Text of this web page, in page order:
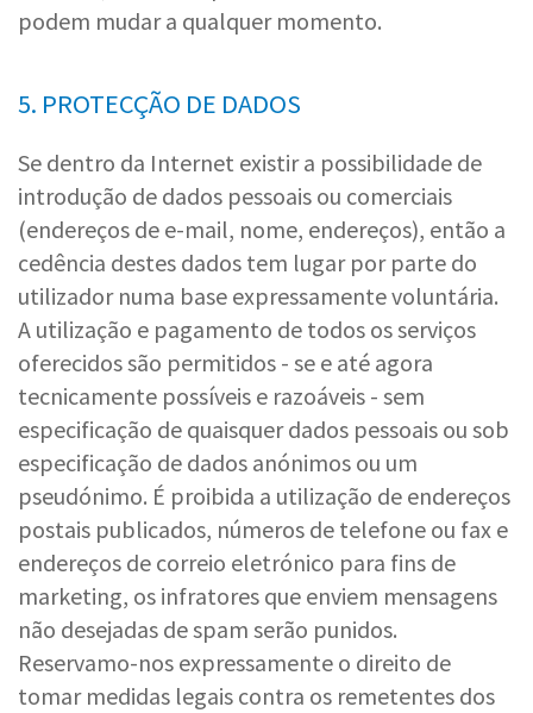
podem mudar a qualquer momento.
5. PROTECÇÃO DE DADOS
Se dentro da Internet existir a possibilidade de
introdução de dados pessoais ou comerciais
(endereços de e-mail, nome, endereços), então a
cedência destes dados tem lugar por parte do
utilizador numa base expressamente voluntária.
A utilização e pagamento de todos os serviços
oferecidos são permitidos - se e até agora
tecnicamente possíveis e razoáveis - sem
especificação de quaisquer dados pessoais ou sob
especificação de dados anónimos ou um
pseudónimo. É proibida a utilização de endereços
postais publicados, números de telefone ou fax e
endereços de correio eletrónico para fins de
marketing, os infratores que enviem mensagens
não desejadas de spam serão punidos.
Reservamo-nos expressamente o direito de
tomar medidas legais contra os remetentes dos